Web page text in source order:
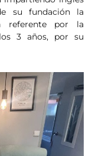
su fundación la
referente por la
3 años, por su